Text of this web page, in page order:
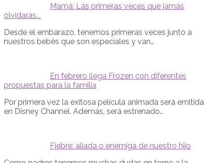
Mamá: Las primeras veces que jamás
olvidarás...
Desde el embarazo, tenemos primeras veces junto a
nuestros bebés que son especiales y van…
En febrero llega Frozen con diferentes
propuestas para la familia
Por primera vez la exitosa película animada será emitida
en Disney Channel. Además, será estrenado…
Fiebre: aliada o enemiga de nuestro hijo